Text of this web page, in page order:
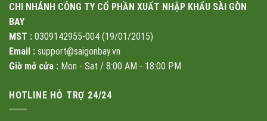
CHI NHÁNH CÔNG TY CỔ PHẦN XUẤT NHẬP KHẨU SÀI GÒN
BAY
MST : 0309142955-004 (19/01/2015)
Email : support@saigonbay.vn
Giờ mở cửa : Mon - Sat / 8:00 AM - 18:00 PM
HOTLINE HỖ TRỢ 24/24